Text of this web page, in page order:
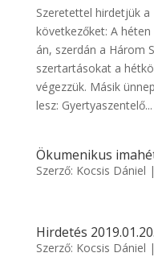
Szeretettel hirdetjük a
következőket: A héten
án, szerdán a Három
szertartásokat a
végezzük. Másik
lesz: Gyertyaszentelő...
Ökumenikus
Szerző: Kocsis Dániel |
Hirdetés 2019.01.20.
Szerző: Kocsis Dániel |